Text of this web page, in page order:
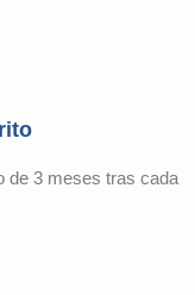
de 3 meses tras cada